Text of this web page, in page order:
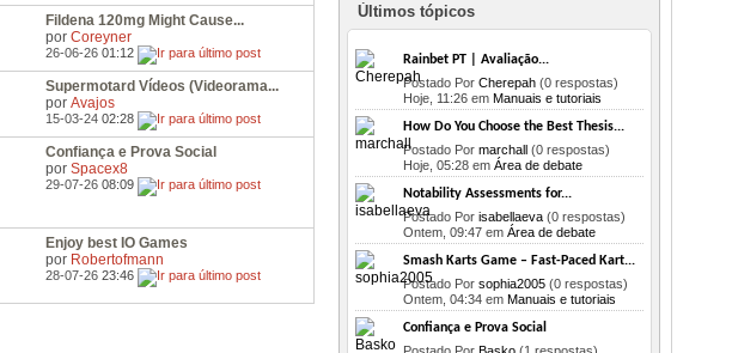
Fildena 120mg Might Cause...
por Coreyner
26-06-26 01:12
Supermotard Vídeos (Videorama...
por Avajos
15-03-24 02:28
Confiança e Prova Social
por Spacex8
29-07-26 08:09
Enjoy best IO Games
por Robertofmann
28-07-26 23:46
Últimos tópicos
Rainbet PT | Avaliação...
Postado Por Cherepah (0 respostas)
Hoje, 11:26 em Manuais e tutoriais
How Do You Choose the Best Thesis...
Postado Por marchall (0 respostas)
Hoje, 05:28 em Área de debate
Notability Assessments for...
Postado Por isabellaeva (0 respostas)
Ontem, 09:47 em Área de debate
Smash Karts Game – Fast-Paced Kart...
Postado Por sophia2005 (0 respostas)
Ontem, 04:34 em Manuais e tutoriais
Confiança e Prova Social
Postado Por Basko (1 respostas)